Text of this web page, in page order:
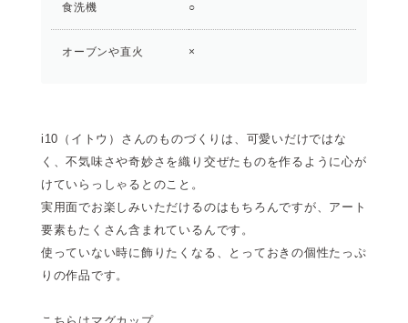
食洗機 ○
オーブンや直火 ×
i10（イトウ）さんのものづくりは、可愛いだけではな
く、不気味さや奇妙さを織り交ぜたものを作るように心が
けていらっしゃるとのこと。
実用面でお楽しみいただけるのはもちろんですが、アート
要素もたくさん含まれているんです。
使っていない時に飾りたくなる、とっておきの個性たっぷ
りの作品です。